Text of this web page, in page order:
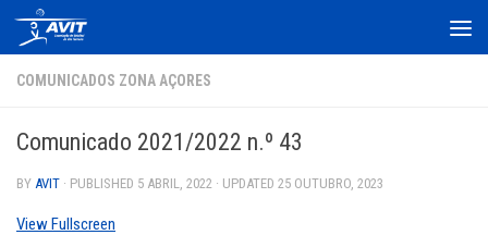
Skip to content
COMUNICADOS ZONA AÇORES
Comunicado 2021/2022 n.º 43
BY AVIT · PUBLISHED 5 ABRIL, 2022 · UPDATED 25 OUTUBRO, 2023
View Fullscreen